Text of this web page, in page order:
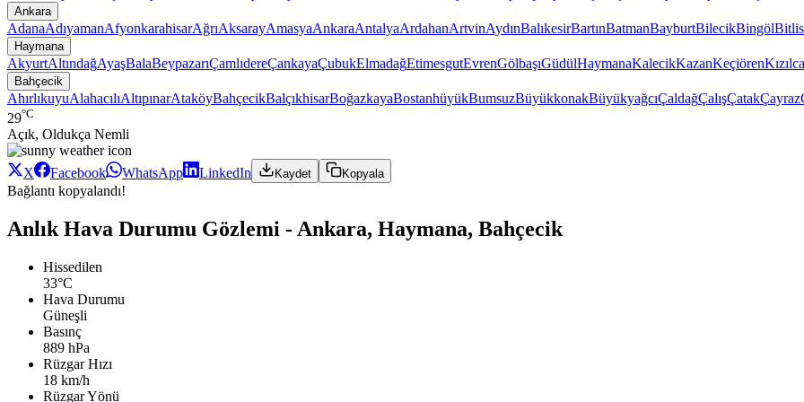
Ankara
AdanaAdıyamanAfyonkarahisarAğrıAksarayAmasyaAnkaraAntalyaArdahanArtvinAydınBalıkesirBartınBatmanBayburtBilecikBingölBitlis
Haymana
AkyurtAltındağAyaşBalaBeypazarıÇamlıdereÇankayaÇubukElmadağEtimesgutEvrenGölbaşıGüdülHaymanaKalecikKazanKeçiören
Bahçecik
AhırlıkuyuAlahacılıAltıpınarAtaköyBahçecikBalçıkhisarBoğazkayaBostanhüyükBumsuzBüyükkonakBüyükyağcıÇaldağÇalışÇatakÇayraz
29°C
Açık, Oldukça Nemli
X Facebook WhatsApp LinkedIn Kaydet Kopyala
Bağlantı kopyalandı!
Anlık Hava Durumu Gözlemi - Ankara, Haymana, Bahçecik
Hissedilen
33°C
Hava Durumu
Güneşli
Basınç
889 hPa
Rüzgar Hızı
18 km/h
Rüzgar Yönü